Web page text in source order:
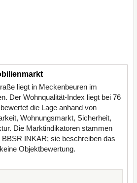
liegt in Meckenbeuren im
Der Wohnqualität-Index liegt bei 76
die Lage anhand von
Wohnungsmarkt, Sicherheit,
Die Marktindikatoren stammen
INKAR; sie beschreiben das
Objektbewertung.